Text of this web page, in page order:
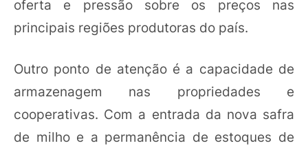
oferta e pressão sobre os preços nas
principais regiões produtoras do país.
Outro ponto de atenção é a capacidade de
armazenagem nas propriedades e
cooperativas. Com a entrada da nova safra
de milho e a permanência de estoques de